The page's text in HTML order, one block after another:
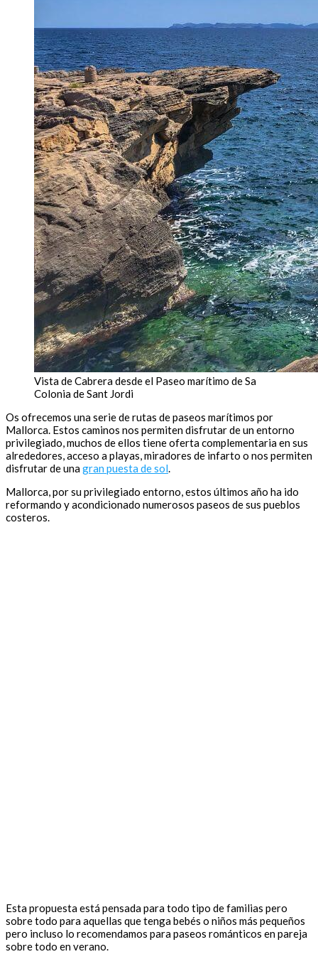
Vista de Cabrera desde el Paseo marítimo de Sa
Colonia de Sant Jordi
Os ofrecemos una serie de rutas de paseos marítimos por
Mallorca. Estos caminos nos permiten disfrutar de un entorno
privilegiado, muchos de ellos tiene oferta complementaria en sus
alrededores, acceso a playas, miradores de infarto o nos permiten
disfrutar de unagran puesta de sol
Mallorca, por su privilegiado entorno, estos últimos año ha ido
reformando y acondicionado numerosos paseos de sus pueblos
costeros.
Esta propuesta está pensada para todo tipo de familias pero
sobre todo para aquellas que tenga bebés o niños más pequeños
pero incluso lo recomendamos para paseos románticos en pareja
sobre todo en verano.